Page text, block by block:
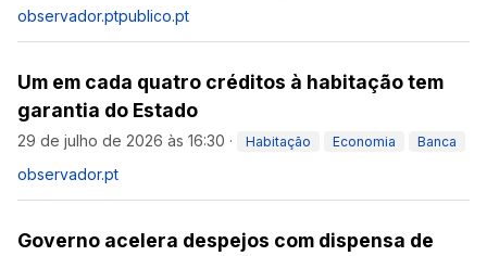
observador.ptpublico.pt
Um em cada quatro créditos à habitação tem
garantia do Estado
29 de julho de 2026 às 16:30 · Habitação Economia Banca
observador.pt
Governo acelera despejos com dispensa de